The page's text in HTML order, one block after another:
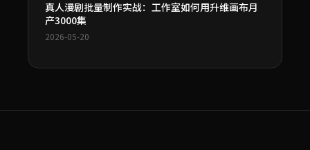
真人漫剧批量制作实战：工作室如何用升维画布月
产3000集
2026-05-20